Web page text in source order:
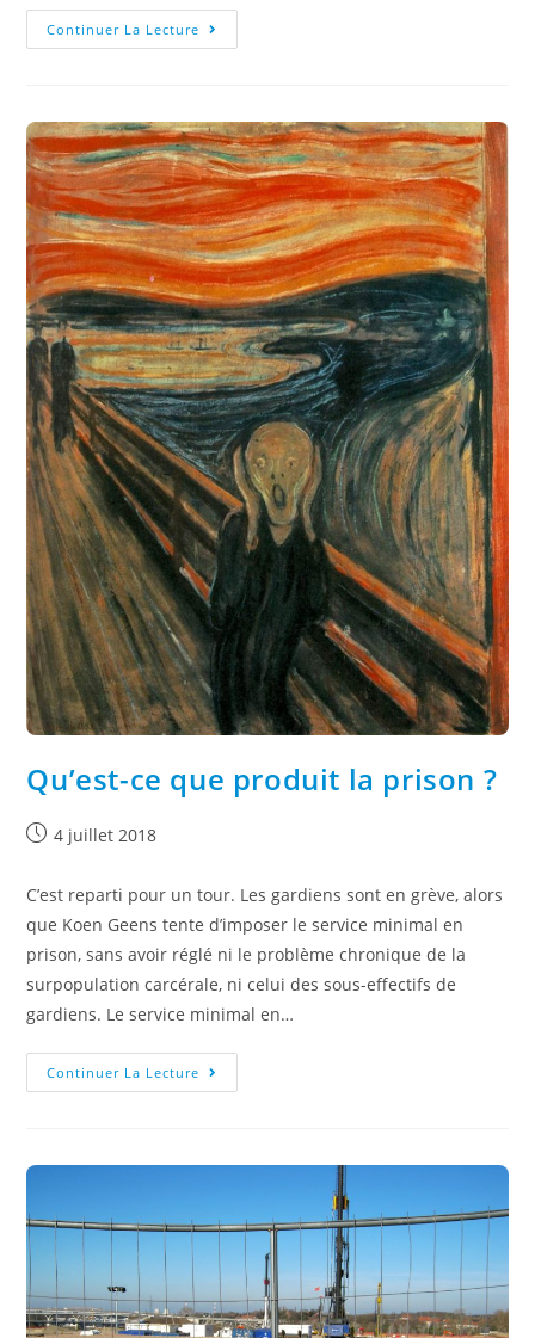
Continuer La Lecture
Qu’est-ce que produit la prison ?
4 juillet 2018
C’est reparti pour un tour. Les gardiens sont en grève, alors
que Koen Geens tente d’imposer le service minimal en
prison, sans avoir réglé ni le problème chronique de la
surpopulation carcérale, ni celui des sous-effectifs de
gardiens. Le service minimal en…
Continuer La Lecture